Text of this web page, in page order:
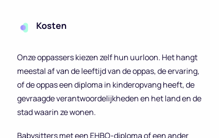
Kosten
Onze oppassers kiezen zelf hun uurloon. Het hangt
meestal af van de leeftijd van de oppas, de ervaring,
of de oppas een diploma in kinderopvang heeft, de
gevraagde verantwoordelijkheden en het land en de
stad waarin ze wonen.
Babysitters met een EHBO-diploma of een ander